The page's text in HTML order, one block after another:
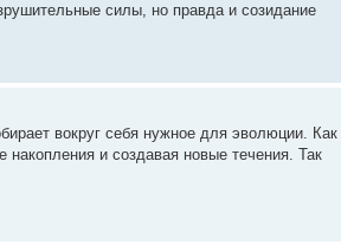
силы, но правда и созидание
вокруг себя нужное для эволюции. Как
накопления и создавая новые течения. Так